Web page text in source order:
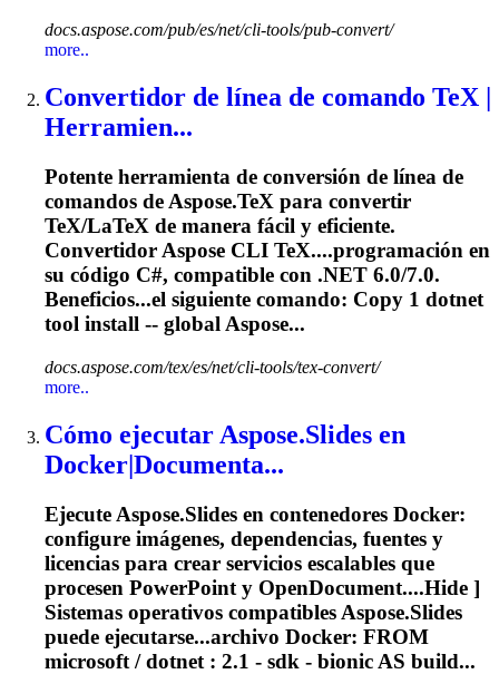
docs.aspose.com/pub/es/net/cli-tools/pub-convert/
more..
Convertidor de línea de comando TeX |
Herramien...
Potente herramienta de conversión de línea de
comandos de Aspose.TeX para convertir
TeX/LaTeX de manera fácil y eficiente.
Convertidor Aspose CLI TeX....programación en
su código C#, compatible con .NET 6.0/7.0.
Beneficios...el siguiente comando: Copy 1 dotnet
tool install -- global Aspose...
docs.aspose.com/tex/es/net/cli-tools/tex-convert/
more..
Cómo ejecutar Aspose.Slides en
Docker|Documenta...
Ejecute Aspose.Slides en contenedores Docker:
configure imágenes, dependencias, fuentes y
licencias para crear servicios escalables que
procesen PowerPoint y OpenDocument....Hide ]
Sistemas operativos compatibles Aspose.Slides
puede ejecutarse...archivo Docker: FROM
microsoft /dotnet : 2.1 - sdk - bionic AS build...